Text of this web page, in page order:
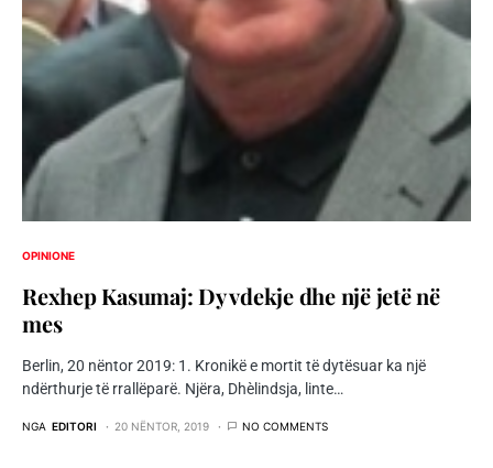
OPINIONE
Rexhep Kasumaj: Dy vdekje dhe një jetë në
mes
Berlin, 20 nëntor 2019: 1. Kronikë e mortit të dytësuar ka një
ndërthurje të rrallëparë. Njëra, Dhèlindsja, linte…
NGA EDITORI 20 NËNTOR, 2019 NO COMMENTS